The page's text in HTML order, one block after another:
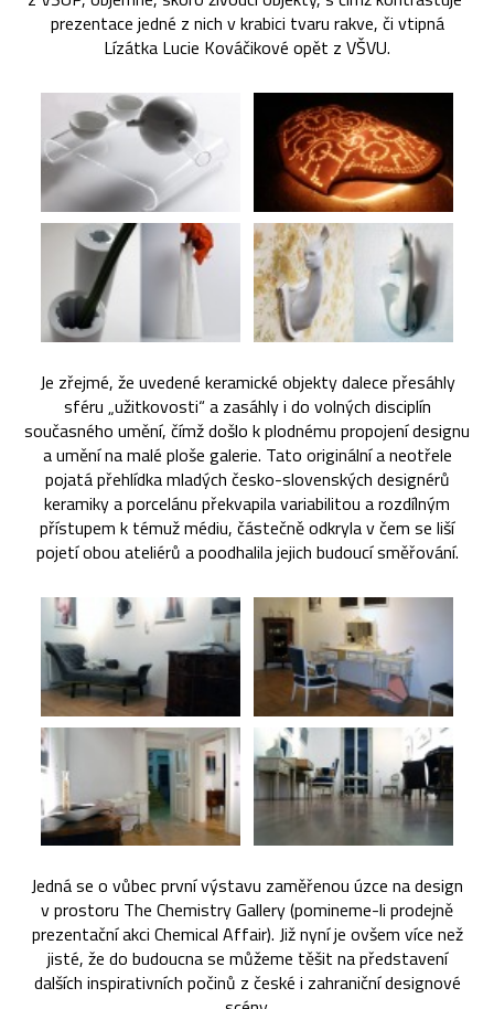
prezentace jedné z nich v krabici tvaru rakve, či vtipná
Lízátka Lucie Kováčikové opět z VŠVU.
Je zřejmé, že uvedené keramické objekty dalece přesáhly
sféru „užitkovosti“ a zasáhly i do volných disciplín
současného umění, čímž došlo k plodnému propojení designu
a umění na malé ploše galerie. Tato originální a neotřele
pojatá přehlídka mladých česko-slovenských designérů
keramiky a porcelánu překvapila variabilitou a rozdílným
přístupem k témuž médiu, částečně odkryla v čem se liší
pojetí obou ateliérů a poodhalila jejich budoucí směřování.
Jedná se o vůbec první výstavu zaměřenou úzce na design
v prostoru The Chemistry Gallery (pomineme-li prodejně
prezentační akci Chemical Affair). Již nyní je ovšem více než
jisté, že do budoucna se můžeme těšit na představení
dalších inspirativních počinů z české i zahraniční designové